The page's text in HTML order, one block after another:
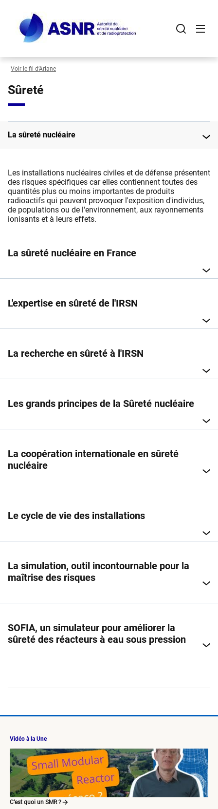
contenu
principal
Voir le fil d’Ariane
Sûreté
La sûreté nucléaire
Les installations nucléaires civiles et de défense présentent
des risques spécifiques car elles contiennent toutes des
quantités plus ou moins importantes de produits
radioactifs qui peuvent provoquer l'exposition d'individus,
de populations ou de l'environnement, aux rayonnements
ionisants et à leurs effets.
La sûreté nucléaire en France
L'expertise en sûreté de l'IRSN
La recherche en sûreté à l'IRSN
Les grands principes de la Sûreté nucléaire
La coopération internationale en sûreté
nucléaire
Le cycle de vie des installations
La simulation, outil incontournable pour la
maîtrise des risques
SOFIA, un simulateur pour améliorer la
sûreté des réacteurs à eau sous pression
Vidéo à la Une
C’est quoi un SMR ?